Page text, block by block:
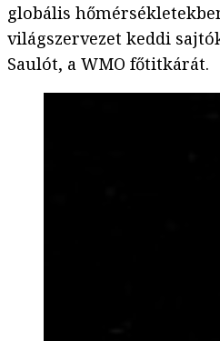
globális
világszervezet keddi
Saulót, a WMO főtitkárát.